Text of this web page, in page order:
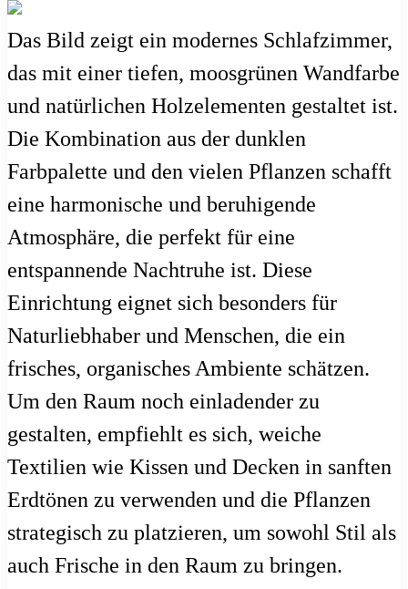
Das Bild zeigt ein modernes Schlafzimmer,
das mit einer tiefen, moosgrünen Wandfarbe
und natürlichen Holzelementen gestaltet ist.
Die Kombination aus der dunklen
Farbpalette und den vielen Pflanzen schafft
eine harmonische und beruhigende
Atmosphäre, die perfekt für eine
entspannende Nachtruhe ist. Diese
Einrichtung eignet sich besonders für
Naturliebhaber und Menschen, die ein
frisches, organisches Ambiente schätzen.
Um den Raum noch einladender zu
gestalten, empfiehlt es sich, weiche
Textilien wie Kissen und Decken in sanften
Erdtönen zu verwenden und die Pflanzen
strategisch zu platzieren, um sowohl Stil als
auch Frische in den Raum zu bringen.